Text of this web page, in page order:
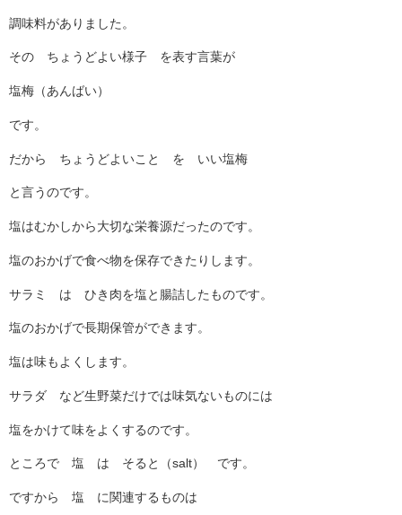
調味料がありました。
その ちょうどよい様子 を表す言葉が
塩梅（あんばい）
です。
だから ちょうどよいこと を いい塩梅
と言うのです。
塩はむかしから大切な栄養源だったのです。
塩のおかげで食べ物を保存できたりします。
サラミ は ひき肉を塩と腸詰したものです。
塩のおかげで長期保管ができます。
塩は味もよくします。
サラダ など生野菜だけでは味気ないものには
塩をかけて味をよくするのです。
ところで 塩 は そると（salt） です。
ですから 塩 に関連するものは